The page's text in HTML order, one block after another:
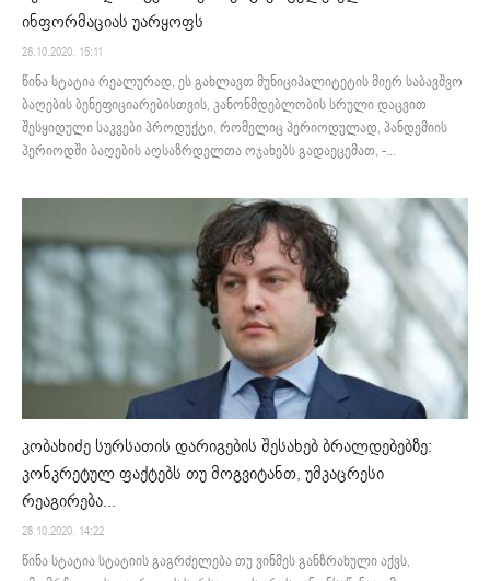
ინფორმაციას უარყოფს
28.10.2020. 15:11
წინა სტატია რეალურად, ეს გახლავთ მუნიციპალიტეტის მიერ საბავშვო
ბაღების ბენეფიციარებისთვის, კანონმდებლობის სრული დაცვით
შესყიდული საკვები პროდუქტი, რომელიც პერიოდულად, პანდემიის
პერიოდში ბაღების აღსაზრდელთა ოჯახებს გადაეცემათ, -...
კობახიძე სურსათის დარიგების შესახებ ბრალდებებზე:
კონკრეტულ ფაქტებს თუ მოგვიტანთ, უმკაცრესი
რეაგირება...
28.10.2020. 14:22
წინა სტატია სტატიის გაგრძელება თუ ვინმეს განზრახული აქვს,